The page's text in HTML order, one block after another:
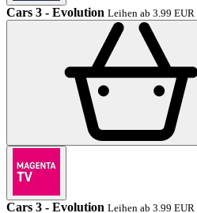
Cars 3 - Evolution Leihen ab 3.99 EUR
Cars 3 - Evolution Leihen ab 3.99 EUR